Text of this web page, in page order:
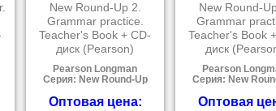
New Round-Up 2.
Grammar practice.
Teacher's Book + CD-
диск (Pearson)
Pearson Longman
Серия: New Round-Up
Оптовая цена:
New Round-
Grammar
Teacher's Book
диск
Pearson
Серия: New
Оптовая